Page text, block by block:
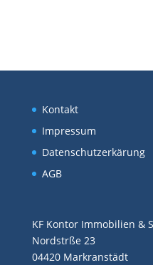
Kontakt
Impressum
Datenschutzerkärung
AGB
KF Kontor Immobilien &
Nordstrße 23
04420 Markranstädt